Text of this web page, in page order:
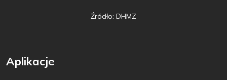
Źródło: DHMZ
Aplikacje